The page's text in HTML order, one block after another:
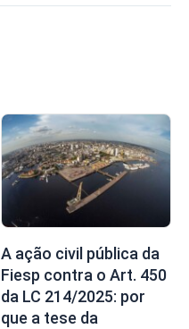
A ação civil pública da
Fiesp contra o Art. 450
da LC 214/2025: por
que a tese da